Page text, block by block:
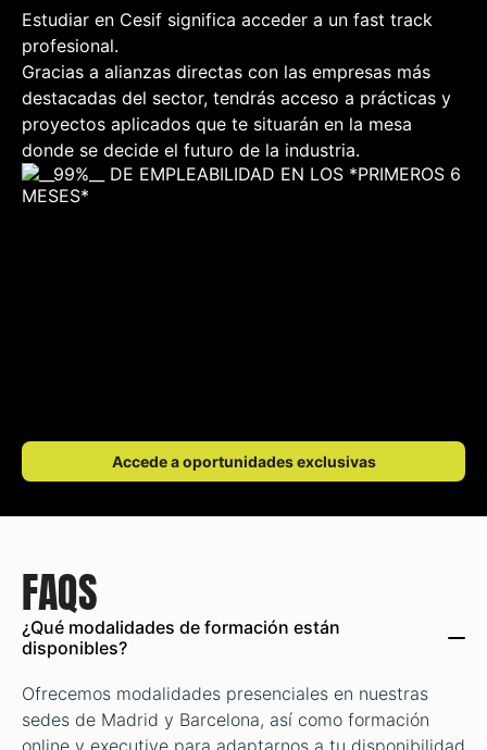
Estudiar en Cesif significa acceder a un fast track
profesional.
Gracias a alianzas directas con las empresas más
destacadas del sector, tendrás acceso a prácticas y
proyectos aplicados que te situarán en la mesa
donde se decide el futuro de la industria.
Accede a oportunidades exclusivas
FAQS
¿Qué modalidades de formación están
disponibles?
Ofrecemos modalidades presenciales en nuestras
sedes de Madrid y Barcelona, así como formación